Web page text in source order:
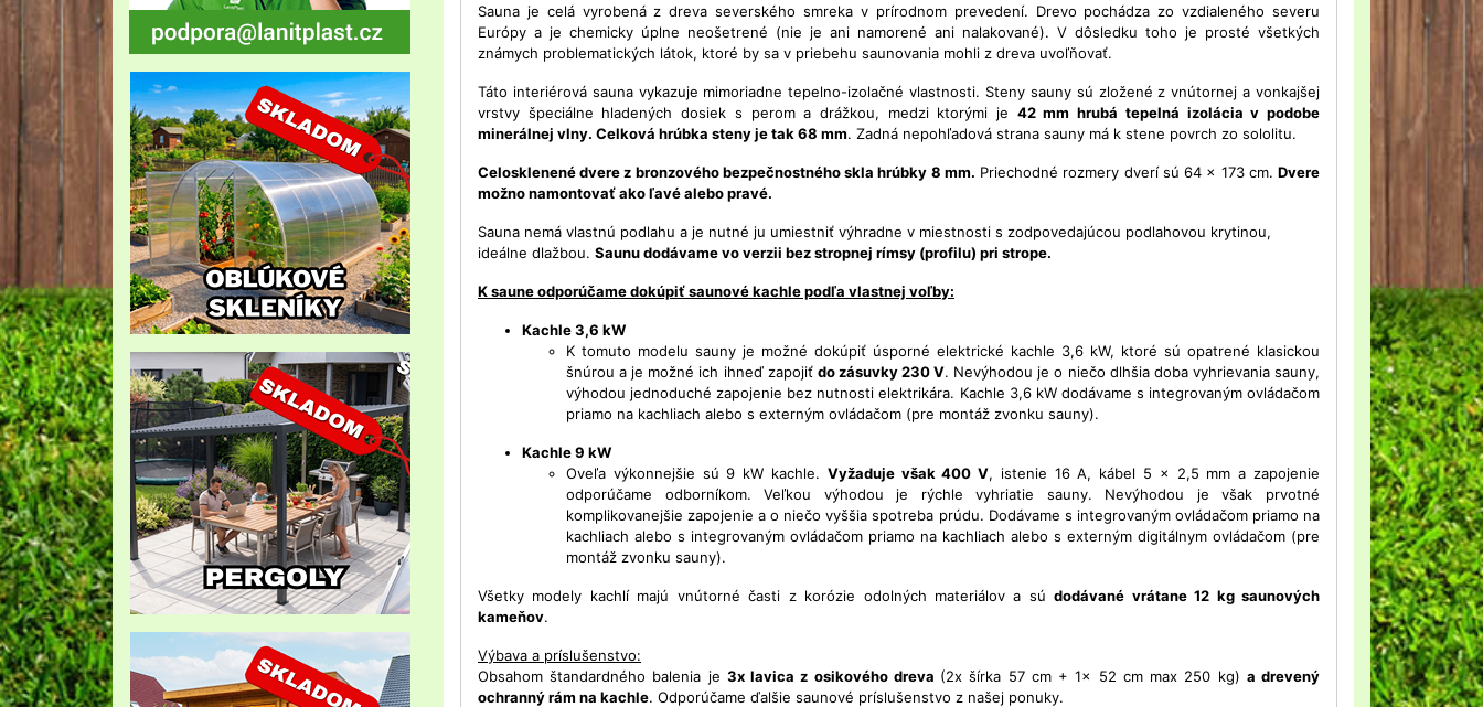
Sauna je celá vyrobená z dreva severského smreka v prírodnom prevedení. Drevo pochádza zo vzdialeného severu
Európy a je chemicky úplne neošetrené (nie je ani namorené ani nalakované). V dôsledku toho je prosté všetkých
známych problematických látok, ktoré by sa v priebehu saunovania mohli z dreva uvoľňovať.
Táto interiérová sauna vykazuje mimoriadne tepelno-izolačné vlastnosti. Steny sauny sú zložené z vnútornej a vonkajšej
vrstvy špeciálne hladených dosiek s perom a drážkou, medzi ktorými je 42 mm hrubá tepelná izolácia v podobe
minerálnej vlny. Celková hrúbka steny je tak 68 mm. Zadná nepohľadová strana sauny má k stene povrch zo sololitu.
Celosklenené dvere z bronzového bezpečnostného skla hrúbky 8 mm. Priechodné rozmery dverí sú 64 x 173 cm.Dvere
možno namontovať ako ľavé alebo pravé.
Sauna nemá vlastnú podlahu a je nutné ju umiestniť výhradne v miestnosti s zodpovedajúcou podlahovou krytinou,
ideálne dlažbou. Saunu dodávame vo verzii bez stropnej rímsy (profilu) pri strope.
K saune odporúčame dokúpiť saunové kachle podľa vlastnej voľby:
Kachle 3,6 kW
K tomuto modelu sauny je možné dokúpiť úsporné elektrické kachle 3,6 kW, ktoré sú opatrené klasickou
šnúrou a je možné ich ihneď zapojiť do zásuvky 230 V. Nevýhodou je o niečo dlhšia doba vyhrievania sauny,
výhodou jednoduché zapojenie bez nutnosti elektrikára. Kachle 3,6 kW dodávame s integrovaným ovládačom
priamo na kachliach alebo s externým ovládačom (pre montáž zvonku sauny).
Kachle 9 kW
Oveľa výkonnejšie sú 9 kW kachle. Vyžaduje však 400 V, istenie 16 A, kábel 5 x 2,5 mm a zapojenie
odporúčame odborníkom. Veľkou výhodou je rýchle vyhriatie sauny. Nevýhodou je však prvotné
komplikovanejšie zapojenie a o niečo vyššia spotreba prúdu. Dodávame s integrovaným ovládačom priamo na
kachliach alebo s integrovaným ovládačom priamo na kachliach alebo s externým digitálnym ovládačom (pre
montáž zvonku sauny).
Všetky modely kachlí majú vnútorné časti z korózie odolných materiálov a súdodávané vrátane 12 kg saunových
kameňov.
Výbava a príslušenstvo:
Obsahom štandardného balenia je 3x lavica z osikového dreva (2x šírka 57 cm + 1x 52 cm max 250 kg) a drevený
ochranný rám na kachle. Odporúčame ďalšie saunové príslušenstvo z našej ponuky.